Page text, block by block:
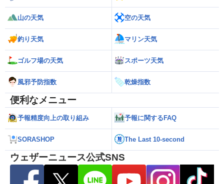
山の天気 空の天気
釣り天気 マリン天気
ゴルフ場の天気 スポーツ天気
風邪予防指数 乾燥指数
便利なメニュー
予報精度向上の取り組み 予報に関するFAQ
SORASHOP The Last 10-second
ウェザーニュース公式SNS